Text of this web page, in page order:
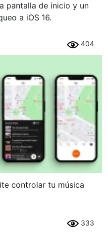
pantalla de inicio y un
a iOS 16.
404
controlar tu música
333